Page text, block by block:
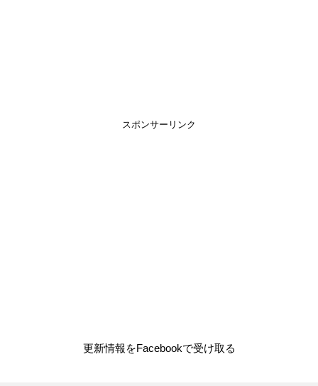
スポンサーリンク
更新情報をFacebookで受け取る